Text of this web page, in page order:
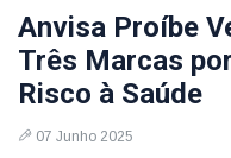
Anvisa Proíbe
Três Marcas
Risco à Saúde
07 Junho 2025